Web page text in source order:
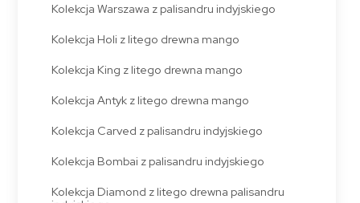
Kolekcja Warszawa z palisandru indyjskiego
Kolekcja Holi z litego drewna mango
Kolekcja King z litego drewna mango
Kolekcja Antyk z litego drewna mango
Kolekcja Carved z palisandru indyjskiego
Kolekcja Bombai z palisandru indyjskiego
Kolekcja Diamond z litego drewna palisandru